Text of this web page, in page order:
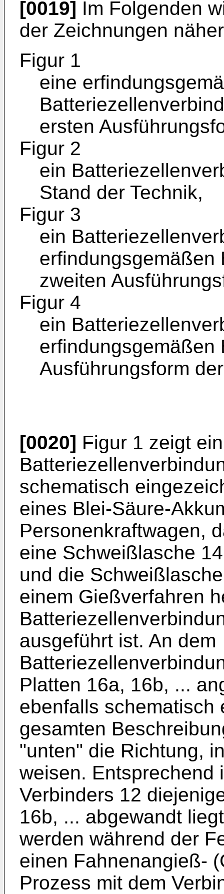
[0019] Im Folgenden
der Zeichnungen
Figur 1
eine
ersten
Figur 2
ein
Stand der Technik,
Figur 3
ein
erfindungsgemäßen
zweiten
Figur 4
ein
erfindungsgemäßen
Ausführungsform
[0020] Figur 1 zeigt ein
schematisch
eines Blei-Säure-
Personenkraftwagen,
eine Schweißlasche
und die
einem Gießverfahren
ausgeführt ist. An dem
Platten 16a, 16b, ...
ebenfalls schematisch
gesamten
"unten" die Richtung,
weisen. Entsprechend
Verbinders 12
16b, ... abgewandt
werden während der
einen Fahnenangieß-
Prozess mit dem